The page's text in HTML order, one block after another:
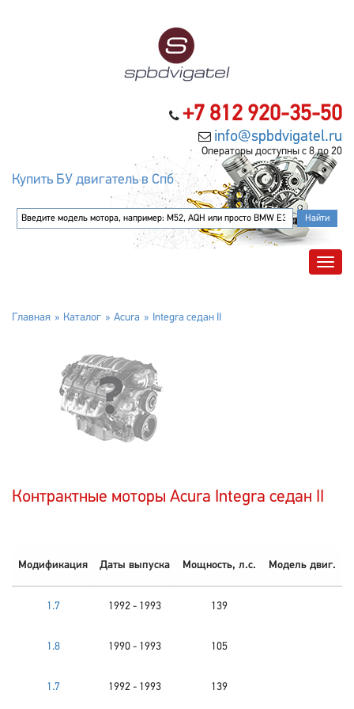
+7 812 920-35-50
info@spbdvigatel.ru
Операторы доступны с 8 до 20
Купить БУ двигатель в Спб
Главная Каталог Acura Integra седан II
Контрактные моторы Acura Integra седан II
Модификация Даты выпуска Мощность, л.с. Модель двиг.
1.7 1992 - 1993 139
1.8 1990 - 1993 105
1.7 1992 - 1993 139